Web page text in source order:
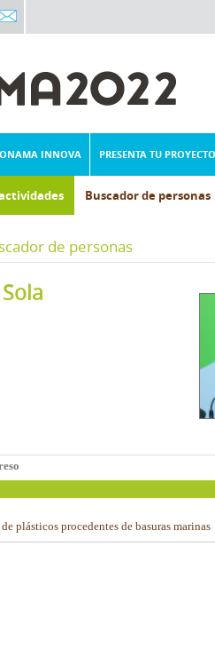
INNOVA PRESENTA TU PROYECTO
Buscador de personas
de personas
plásticos procedentes de basuras marinas